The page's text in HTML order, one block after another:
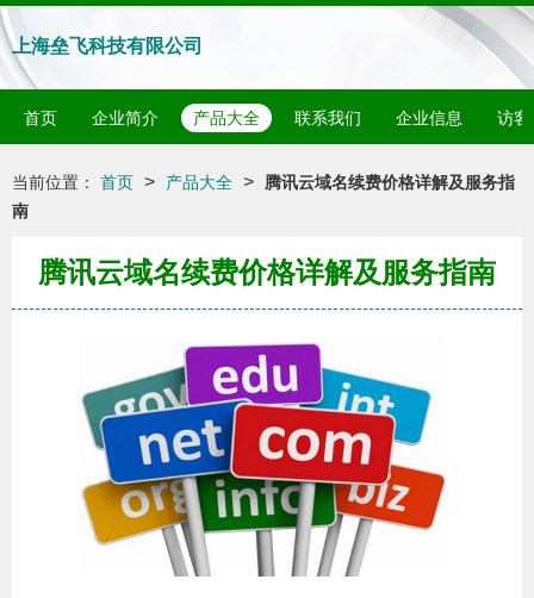
上海垒飞科技有限公司
首页 企业简介 产品大全 联系我们 企业信息 访客
当前位置： 首页 > 产品大全 >
腾讯云域名续费价格详解及服务指
南
腾讯云域名续费价格详解及服务指南